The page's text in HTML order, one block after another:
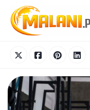
content